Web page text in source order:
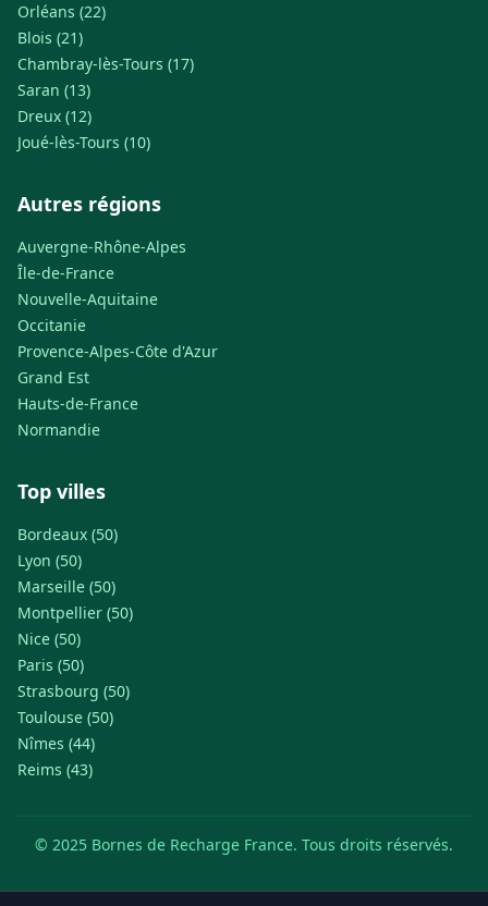
Orléans (22)
Blois (21)
Chambray-lès-Tours (17)
Saran (13)
Dreux (12)
Joué-lès-Tours (10)
Autres régions
Auvergne-Rhône-Alpes
Île-de-France
Nouvelle-Aquitaine
Occitanie
Provence-Alpes-Côte d'Azur
Grand Est
Hauts-de-France
Normandie
Top villes
Bordeaux (50)
Lyon (50)
Marseille (50)
Montpellier (50)
Nice (50)
Paris (50)
Strasbourg (50)
Toulouse (50)
Nîmes (44)
Reims (43)
© 2025 Bornes de Recharge France. Tous droits réservés.